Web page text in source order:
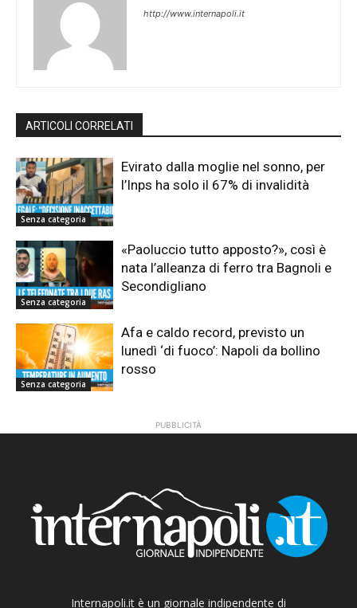
http://www.internapoli.it
ARTICOLI CORRELATI
Senza categoria
Evirato dalla moglie nel sonno, per
l’Inps ha solo il 67% di invalidità
Senza categoria
«Paoluccio tutto apposto?», così è
nata l’alleanza di ferro tra Bagnoli e
Secondigliano
Senza categoria
Afa e caldo record, previsto un
lunedì ‘di fuoco’: Napoli da bollino
rosso
PUBBLICITÀ
Internapoli.it è un giornale indipendente di